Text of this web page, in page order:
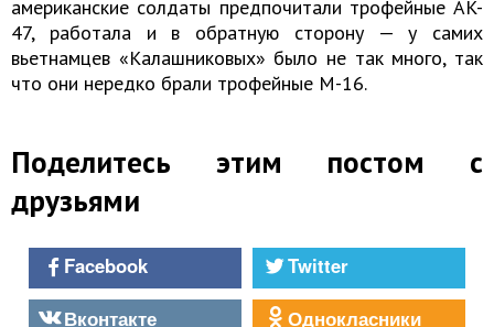
американские солдаты предпочитали трофейные AK-
47, работала и в обратную сторону — у самих
вьетнамцев «Калашниковых» было не так много, так
что они нередко брали трофейные M-16.
Поделитесь этим постом с
друзьями
Facebook
Twitter
Вконтакте
Однокласники